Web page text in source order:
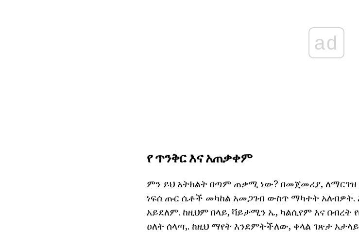
ad
የ ጥንቅር እና አጠቃቀም
ምን ይህ አትክልት በጣም ጠቃሚ ነው? በመጀመሪያ, ለማርገዝ
ነፍሰ ጡር ሴቶች መካከል አመጋገብ ውስጥ ማካተት
አይደለም. ከዚህም በላይ, ቫይታሚን ኤ, ካልሲየም እና በብረት
ዐለት ሰላጣ,. ከዚህ ማየት እንደምትችለው, ቀላል ገጽታ